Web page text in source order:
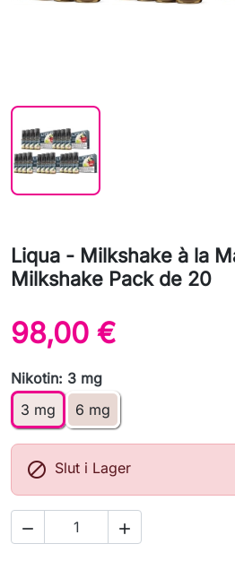
Liqua - Milkshake à la
Milkshake Pack de 20
98,00 €
Nikotin: 3 mg
3 mg
6 mg
 Slut i Lager
 